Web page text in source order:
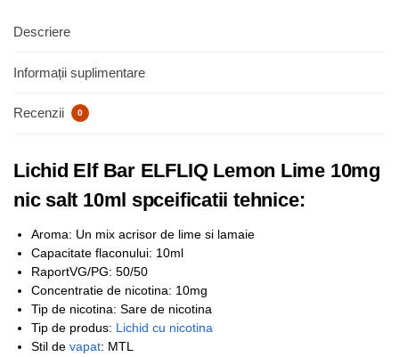
Descriere
Informații suplimentare
Recenzii 0
Lichid Elf Bar ELFLIQ Lemon Lime 10mg
nic salt 10ml spceificatii tehnice:
Aroma: Un mix acrisor de lime si lamaie
Capacitate flaconului: 10ml
RaportVG/PG: 50/50
Concentratie de nicotina: 10mg
Tip de nicotina: Sare de nicotina
Tip de produs: Lichid cu nicotina
Stil de vapat: MTL